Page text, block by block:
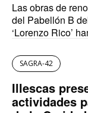
Las obras de
del Pabellón B
‘Lorenzo Rico’
SAGRA-42
Illescas
actividades